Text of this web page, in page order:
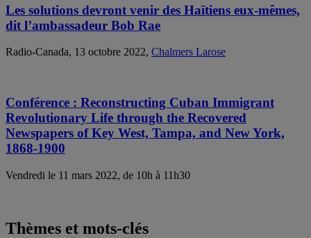
Les solutions devront venir des Haïtiens eux-mêmes,
dit l’ambassadeur Bob Rae
Radio-Canada, 13 octobre 2022, Chalmers Larose
Conférence : Reconstructing Cuban Immigrant
Revolutionary Life through the Recovered
Newspapers of Key West, Tampa, and New York,
1868-1900
Vendredi le 11 mars 2022, de 10h à 11h30
Thèmes et mots-clés